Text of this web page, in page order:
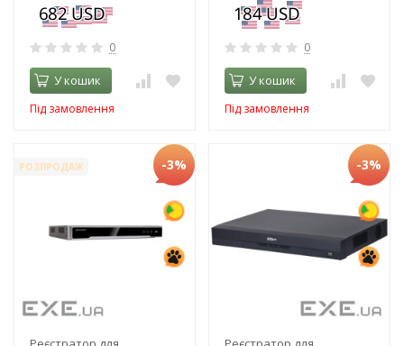
0
У кошик
Під замовлення
0
У кошик
Під замовлення
РОЗПРОДАЖ -3% -3%